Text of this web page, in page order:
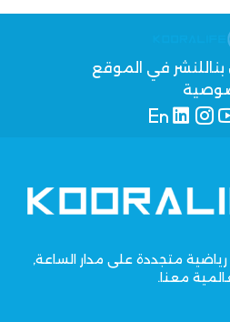
للنشر في الموقع
رياضية متجددة على مدار الساعة,
معنا.